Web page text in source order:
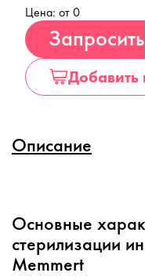
Цена: от 0
Добавить
Описание
Основные
стерилизации
Memmert